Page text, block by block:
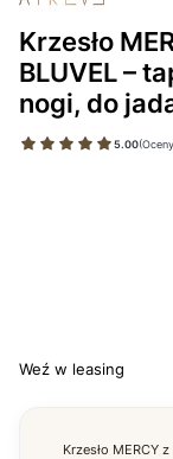
Krzesło
BLUVEL –
nogi, do
5.00
Weź w leasing
Krzesło MERCY